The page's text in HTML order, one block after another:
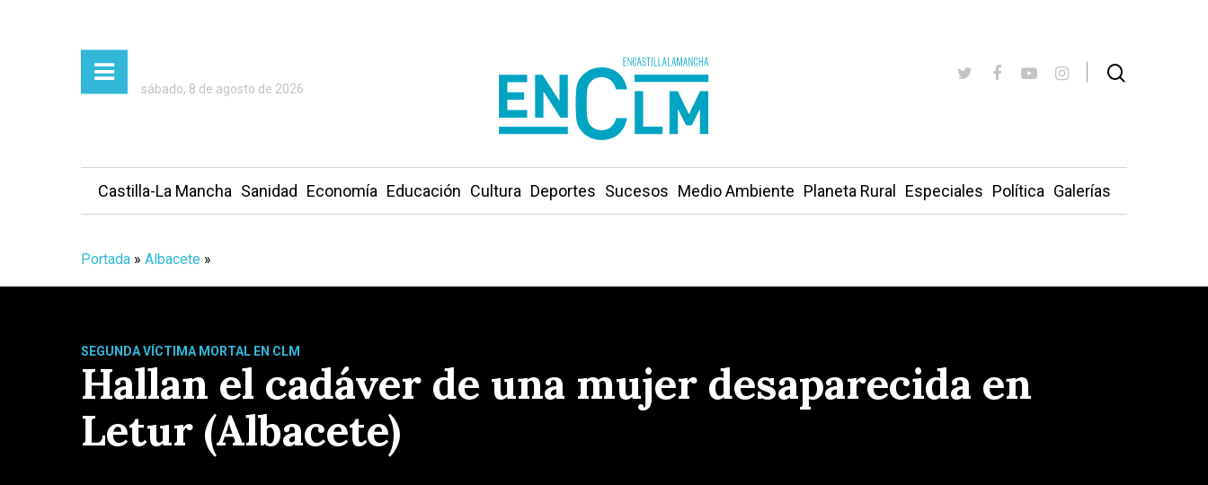
sábado, 8 de agosto de 2026
Castilla-La Mancha Sanidad Economía Educación Cultura Deportes Sucesos Medio Ambiente Planeta Rural Especiales Política Galerías
Portada » Albacete »
SEGUNDA VÍCTIMA MORTAL EN CLM
Hallan el cadáver de una mujer desaparecida en
Letur (Albacete)